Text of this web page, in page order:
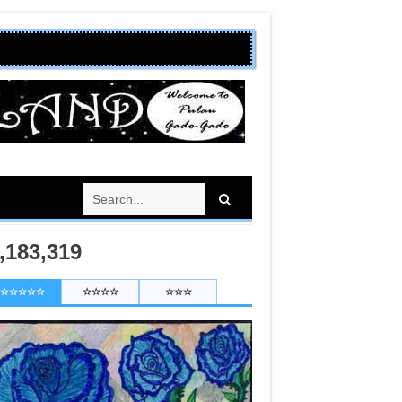
☆☆☆☆☆ ☆☆☆☆ ☆☆☆